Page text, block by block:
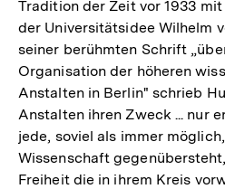
Tradition der Zeit vor 1933
der Universitätsidee Wilhelm
seiner berühmten Schrift
Organisation der höheren
Anstalten in Berlin" schrieb
Anstalten ihren Zweck ... nur
jede, soviel als immer
Wissenschaft
Freiheit die in ihrem Kreis